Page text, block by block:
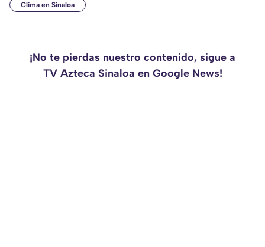
Clima en Sinaloa
¡No te pierdas nuestro contenido, sigue a
TV Azteca Sinaloa en Google News!